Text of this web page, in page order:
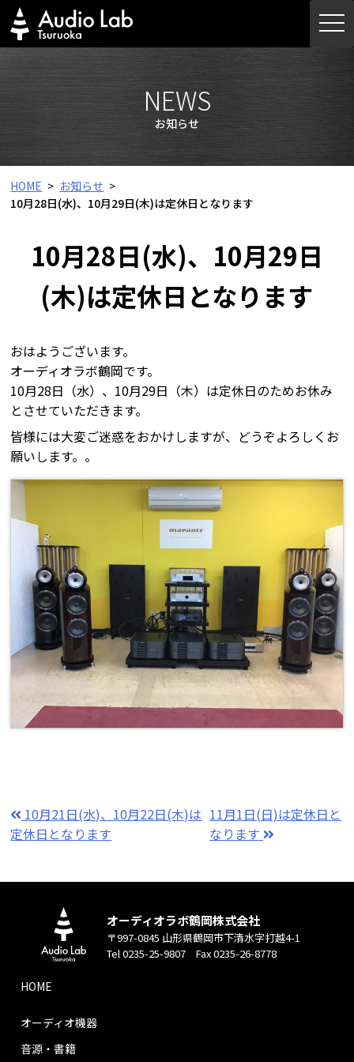
Skip
to
content
NEWS
お知らせ
HOME
お知らせ
10月28日(水)、10月29日(木)は定休日となります
10月28日(水)、10月29日
(木)は定休日となります
おはようございます。
オーディオラボ鶴岡です。
10月28日（水）、10月29日（木）は定休日のためお休み
とさせていただきます。
皆様には大変ご迷惑をおかけしますが、どうぞよろしくお
願いします。。
10月21日(水)、10月22日(木)は
定休日となります
11月1日(日)は定休日と
なります
オーディオラボ鶴岡株式会社
〒997-0845 山形県鶴岡市下清水字打越4-1
Tel 0235-25-9807 Fax 0235-26-8778
HOME
オーディオ機器
音源・書籍